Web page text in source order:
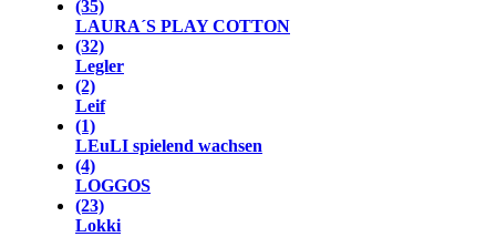
(35)
LAURA´S PLAY COTTON
(32)
Legler
(2)
Leif
(1)
LEuLI spielend wachsen
(4)
LOGGOS
(23)
Lokki